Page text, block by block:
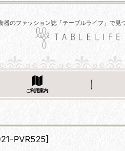
器のファッション誌「テーブルライフ」で見
ご利用案内
PVR525]